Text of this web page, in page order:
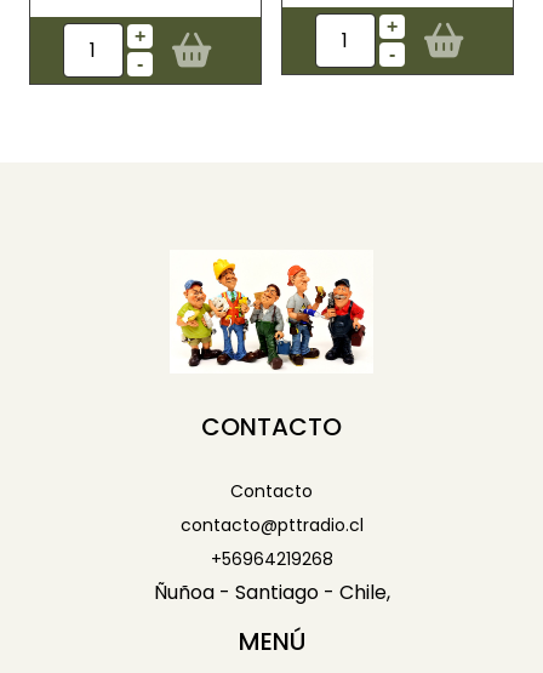
+
-
+
-
CONTACTO
Contacto
contacto@pttradio.cl
+56964219268
Ñuñoa - Santiago - Chile,
MENÚ